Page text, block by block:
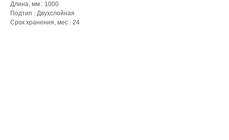
Длина, мм : 1000
Подтип : Двухслойная
Срок хранения, мес : 24